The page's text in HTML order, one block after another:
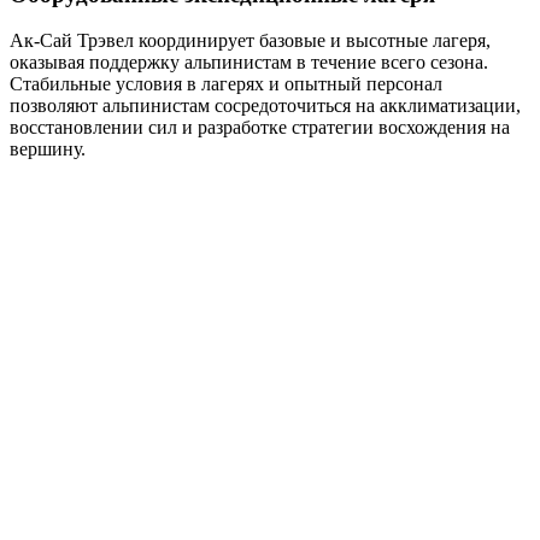
Ак-Сай Трэвел координирует базовые и высотные лагеря,
оказывая поддержку альпинистам в течение всего сезона.
Стабильные условия в лагерях и опытный персонал
позволяют альпинистам сосредоточиться на акклиматизации,
восстановлении сил и разработке стратегии восхождения на
вершину.